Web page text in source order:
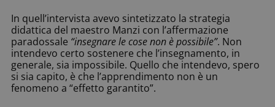
In quell’intervista avevo sintetizzato la strategia
didattica del maestro Manzi con l’affermazione
paradossale “insegnare le cose non è possibile”. Non
intendevo certo sostenere che l’insegnamento, in
generale, sia impossibile. Quello che intendevo, spero
si sia capito, è che l’apprendimento non è un
fenomeno a “effetto garantito”.